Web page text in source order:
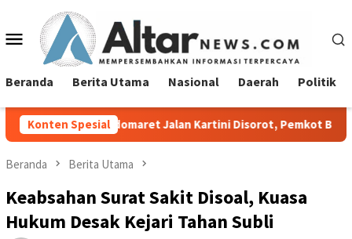
konten Menu
Mobile
Beranda Berita Utama Nasional Daerah Politik
Konten Spesial
Jalan Kartini Disorot, Pemkot Bandar Lampung
Beranda Berita Utama
Keabsahan Surat Sakit Disoal, Kuasa
Hukum Desak Kejari Tahan Subli